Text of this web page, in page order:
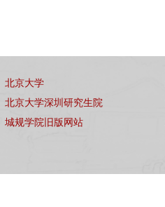
北京大学
北京大学深圳研究生院
城规学院旧版网站